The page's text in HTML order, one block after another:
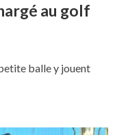
au golf
balle y jouent